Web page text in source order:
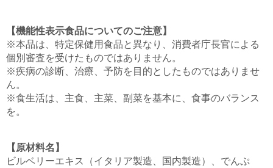
【機能性表示食品についてのご注意】
※本品は、特定保健用食品と異なり、消費者庁長官による
個別審査を受けたものではありません。
※疾病の診断、治療、予防を目的としたものではありませ
ん。
※食生活は、主食、主菜、副菜を基本に、食事のバランス
を。
【原材料名】
ビルベリーエキス（イタリア製造、国内製造）、でんぷ